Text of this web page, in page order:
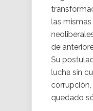
las
de
Su
lucha sin
quedado